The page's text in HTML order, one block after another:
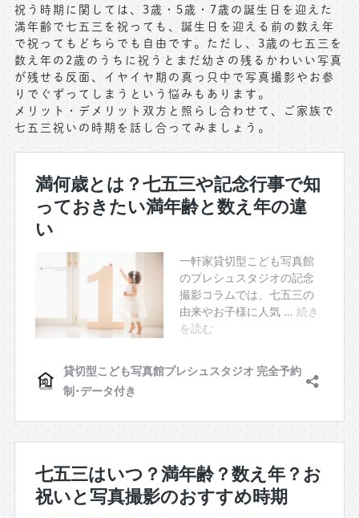
祝う時期に関しては、3歳・5歳・7歳の誕生日を迎えた
満年齢で七五三を祝っても、誕生日を迎える前の数え年
で祝ってもどちらでも自由です。ただし、3歳の七五三を
数え年の2歳のうちに祝うとまだ幼さの残るかわいい写真
が残せる反面、イヤイヤ期の真っ只中で写真撮影やお参
りでぐずってしまうという悩みもあります。
メリット・デメリット双方と照らし合わせて、ご家族で
七五三祝いの時期を話し合ってみましょう。